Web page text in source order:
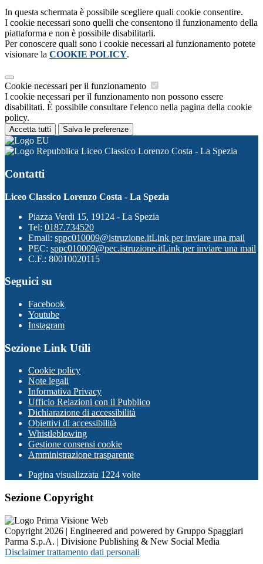
In questa schermata è possibile scegliere quali cookie consentire.
I cookie necessari sono quelli che consentono il funzionamento della
piattaforma e non è possibile disabilitarli.
Per conoscere quali sono i cookie necessari al funzionamento potete
visionare la COOKIE POLICY.
Cookie necessari per il funzionamento
I cookie necessari per il funzionamento non possono essere
disabilitati. È possibile consultare l'elenco nella pagina della cookie
policy.
Accetta tutti Salva le preferenze
Liceo Classico Lorenzo Costa - La Spezia
Contatti
Liceo Classico Lorenzo Costa - La Spezia
Piazza Verdi 15, 19124 - La Spezia
Tel: 0187.734520
Email: sppc010009@istruzione.itLink per inviare una mail
PEC: sppc010009@pec.istruzione.itLink per inviare una mail
C.F.: 80010020115
Seguici su
Facebook
Youtube
Instagram
Sezione Link Utili
Cookie policy
Note legali
Informativa Privacy
Ufficio Relazioni con il Pubblico
Dichiarazione di accessibilità
Obiettivi di accessibilità
Whistleblowing
Gestione consensi cookie
Amministrazione trasparente
Pagina visualizzata 1224 volte
Sezione Copyright
Copyright 2026 | Engineered and powered by Gruppo Spaggiari
Parma S.p.A. | Divisione Publishing & New Social Media
Disclaimer trattamento dati personali